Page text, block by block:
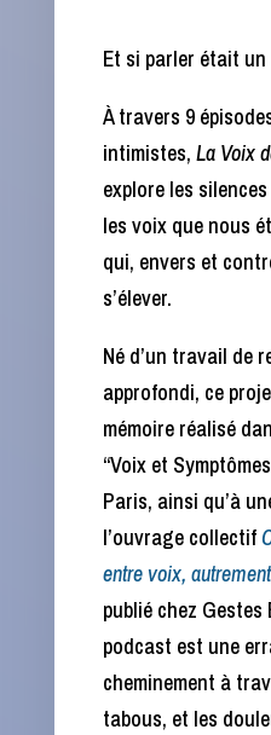
Et si parler était
À travers 9
intimistes, La Voix
explore les
les voix que nous
qui, envers et
s’élever.
Né d’un travail de
approfondi, ce
mémoire réalisé
“Voix et
Paris, ainsi qu’à
l’ouvrage collectif
entre voix,
publié chez
podcast est une
cheminement à
tabous, et les